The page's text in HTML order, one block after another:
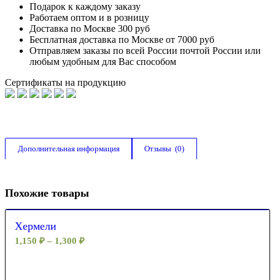
Подарок к каждому заказу
Работаем оптом и в розницу
Доставка по Москве 300 руб
Бесплатная доставка по Москве от 7000 руб
Отправляем заказы по всей России почтой России или
любым удобным для Вас способом
Сертификаты на продукцию
Дополнительная информация Отзывы  (0)
Похожие товары
Хермели
1,150 ₽ – 1,300 ₽